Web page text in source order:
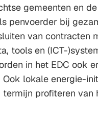
gemeenten en
penvoerder bij
van contracten
tools en (ICT-
in het EDC ook
lokale energie-
profiteren van